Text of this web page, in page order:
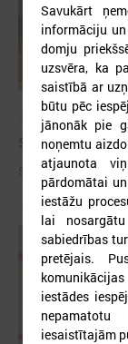
2026. gada 09. jūlijs
Sumināti
Sumināti Latvijas
Savukārt
informāciju
domju
uzsvēra, ka
saistībā ar
būtu pēc
jānonāk pie
noņemtu
atjaunota
pārdomātai
iestāžu
lai
sabiedrības
pretējais.
iestādes
iesaistītajām